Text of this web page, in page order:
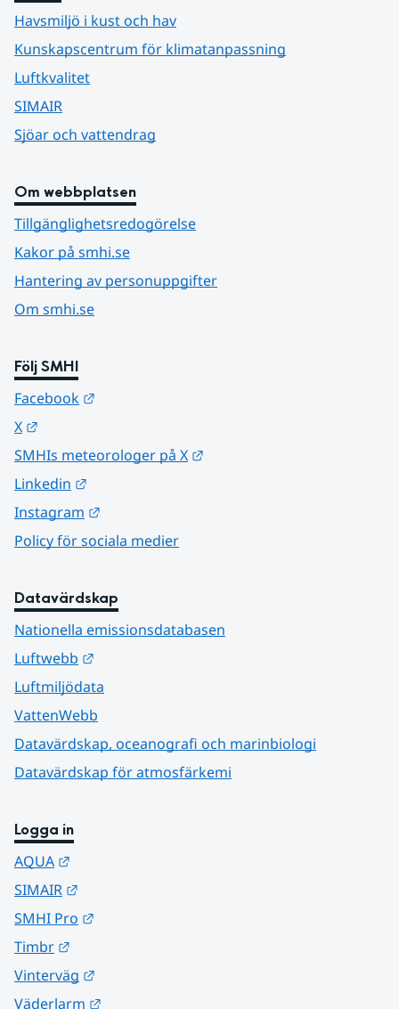
Havsmiljö i kust och hav
Kunskapscentrum för klimatanpassning
Luftkvalitet
SIMAIR
Sjöar och vattendrag
Om webbplatsen
Tillgänglighetsredogörelse
Kakor på smhi.se
Hantering av personuppgifter
Om smhi.se
Följ SMHI
Facebook
X
SMHIs meteorologer på X
Linkedin
Instagram
Policy för sociala medier
Datavärdskap
Nationella emissionsdatabasen
Luftwebb
Luftmiljödata
VattenWebb
Datavärdskap, oceanografi och marinbiologi
Datavärdskap för atmosfärkemi
Logga in
AQUA
SIMAIR
SMHI Pro
Timbr
Vinterväg
Väderlarm